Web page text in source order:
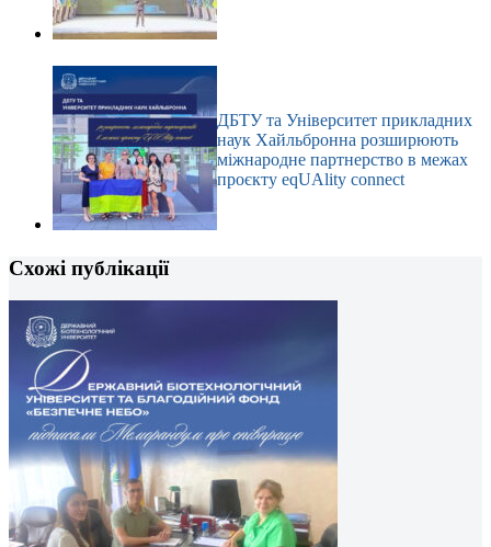
ДБТУ та Університет прикладних
наук Хайльбронна розширюють
міжнародне партнерство в межах
проєкту eqUAlity connect
Схожі публікації